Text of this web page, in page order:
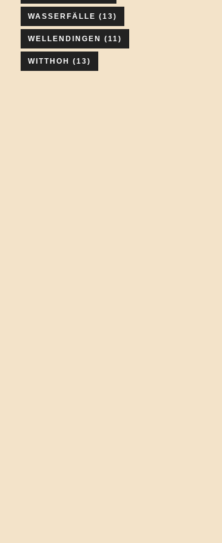
WASSERFÄLLE (13)
WELLENDINGEN (11)
WITTHOH (13)